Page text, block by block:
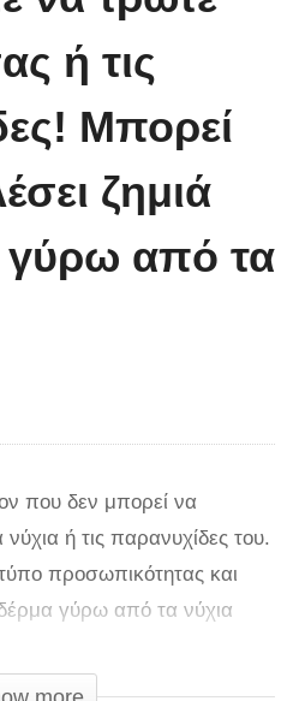
ή τις
Mπορεί
ζημιά
γύρω από τα
που δεν μπορεί να
ή τις παρανυχίδες του.
προσωπικότητας και
γύρω από τα νύχια
και το φάγωμα του